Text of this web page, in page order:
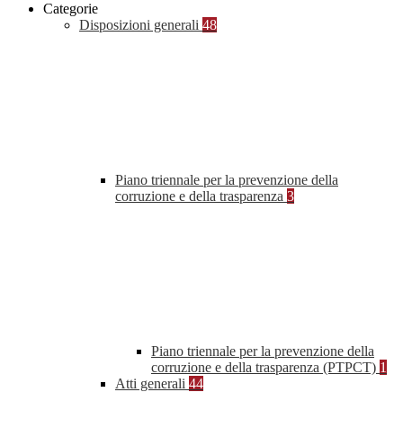
Categorie
Disposizioni generali 48
Piano triennale per la prevenzione della
corruzione e della trasparenza 3
Piano triennale per la prevenzione della
corruzione e della trasparenza (PTPCT) 1
Atti generali 44